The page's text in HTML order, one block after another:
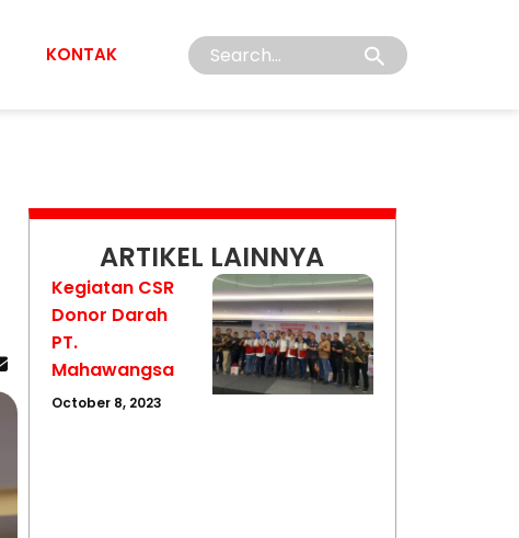
KONTAK
Search
for:
ARTIKEL LAINNYA
Kegiatan CSR
Donor Darah
PT.
Mahawangsa
October 8, 2023